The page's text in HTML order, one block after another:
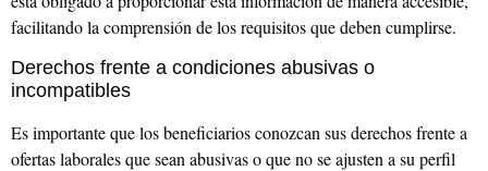
facilitando la comprensión de los requisitos que deben cumplirse.
Derechos frente a condiciones abusivas o
incompatibles
Es importante que los beneficiarios conozcan sus derechos frente a
ofertas laborales que sean abusivas o que no se ajusten a su perfil